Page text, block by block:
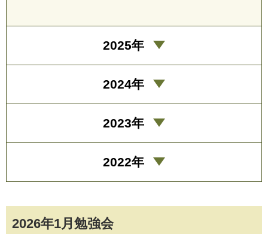
2026年1月勉強会
2025年
2024年
2023年
2022年